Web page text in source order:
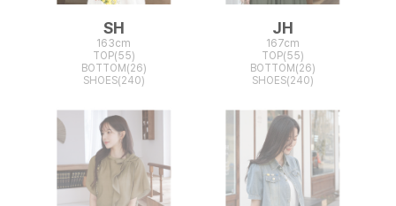
SH
163cm
TOP(55)
BOTTOM(26)
SHOES(240)
JH
167cm
TOP(55)
BOTTOM(26)
SHOES(240)